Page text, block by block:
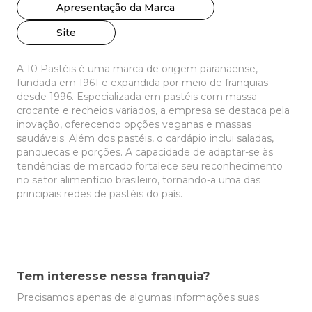
Apresentação da Marca
Site
A 10 Pastéis é uma marca de origem paranaense,
fundada em 1961 e expandida por meio de franquias
desde 1996. Especializada em pastéis com massa
crocante e recheios variados, a empresa se destaca pela
inovação, oferecendo opções veganas e massas
saudáveis. Além dos pastéis, o cardápio inclui saladas,
panquecas e porções. A capacidade de adaptar-se às
tendências de mercado fortalece seu reconhecimento
no setor alimentício brasileiro, tornando-a uma das
principais redes de pastéis do país.
Tem interesse nessa franquia?
Precisamos apenas de algumas informações suas.